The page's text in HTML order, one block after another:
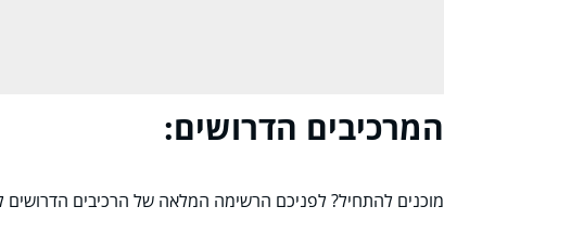
המרכיבים הדרושים:
מוכנים להתחיל? לפניכם הרשימה המלאה של הרכיבים הדרושים